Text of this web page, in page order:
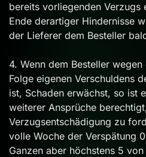
bereits vorliegenden Verzugs
Ende derartiger Hindernisse
der Lieferer dem Besteller
4. Wenn dem Besteller
Folge eigenen Verschuldens
ist, Schaden erwächst, so ist
weiterer Ansprüche
Verzugsentschädigung zu
volle Woche der Verspätung
Ganzen aber höchstens 5